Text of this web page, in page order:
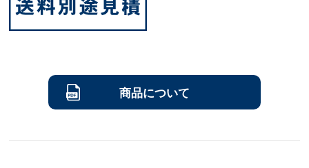
商品について